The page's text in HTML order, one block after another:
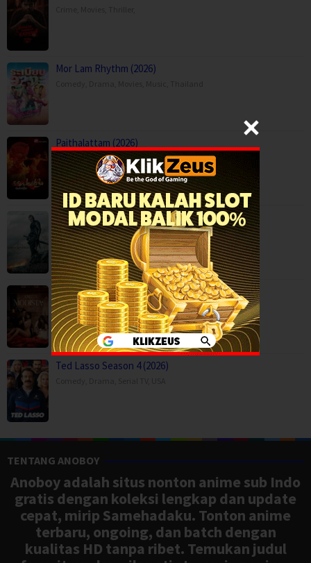
Mor Lam Rhythm (2026)
Paithalattam (2026)
Crime,Movies,Thriller ,
Son of Revenge – The Story of Kalevala (…
Action,Drama,Movies,Finland
Ang Modista (2026)
BOX OFFICE,
Ted Lasso Season 4 (2026)
TENTANG ANOBOY
Anoboy adalah situs nonton anime sub Indo
gratis dengan koleksi lengkap dan update
cepat, mirip Samehadaku. Tonton anime
terbaru, ongoing, dan batch dengan
kualitas HD tanpa ribet. Temukan judul